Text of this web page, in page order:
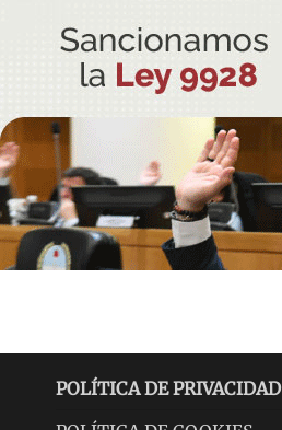
POLÍTICA DE PRIVACIDAD